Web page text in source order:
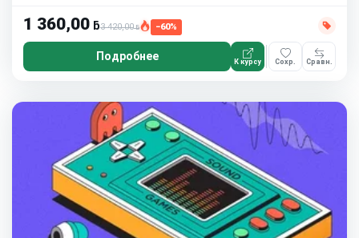
1 360,00 ƃ3 420,00ƃ −60%
Подробнее К курсу Сохр. Сравн.